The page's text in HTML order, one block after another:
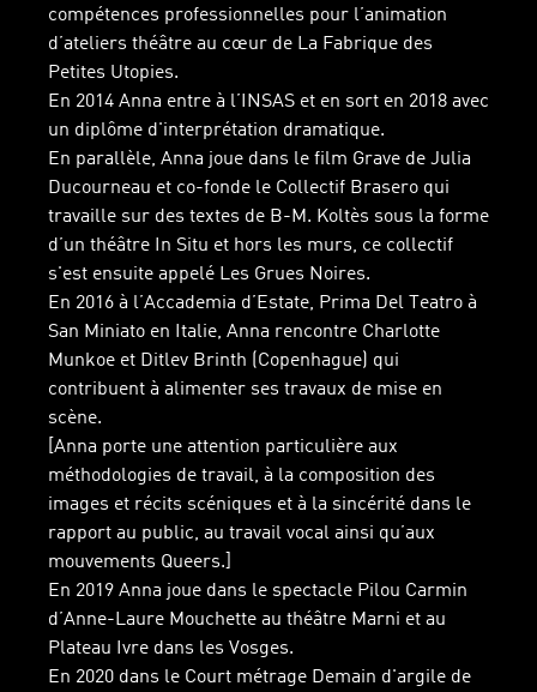
compétences professionnelles pour l’animation
d’ateliers théâtre au cœur de La Fabrique des
Petites Utopies.
En 2014 Anna entre à l’INSAS et en sort en 2018 avec
un diplôme d'interprétation dramatique.
En parallèle, Anna joue dans le film Grave de Julia
Ducourneau et co-fonde le Collectif Brasero qui
travaille sur des textes de B-M. Koltès sous la forme
d’un théâtre In Situ et hors les murs, ce collectif
s'est ensuite appelé Les Grues Noires.
En 2016 à l’Accademia d’Estate, Prima Del Teatro à
San Miniato en Italie, Anna rencontre Charlotte
Munkoe et Ditlev Brinth (Copenhague) qui
contribuent à alimenter ses travaux de mise en
scène.
[Anna porte une attention particulière aux
méthodologies de travail, à la composition des
images et récits scéniques et à la sincérité dans le
rapport au public, au travail vocal ainsi qu’aux
mouvements Queers.]
En 2019 Anna joue dans le spectacle Pilou Carmin
d’Anne-Laure Mouchette au théâtre Marni et au
Plateau Ivre dans les Vosges.
En 2020 dans le Court métrage Demain d'argile de